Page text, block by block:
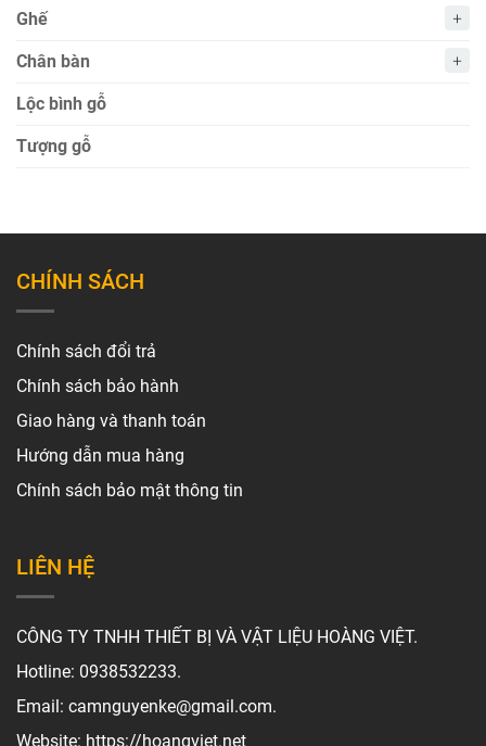
Ghế
Chân bàn
Lộc bình gỗ
Tượng gỗ
CHÍNH SÁCH
Chính sách đổi trả
Chính sách bảo hành
Giao hàng và thanh toán
Hướng dẫn mua hàng
Chính sách bảo mật thông tin
LIÊN HỆ
CÔNG TY TNHH THIẾT BỊ VÀ VẬT LIỆU HOÀNG VIỆT.
Hotline: 0938532233.
Email: camnguyenke@gmail.com.
Website: https://hoangviet.net